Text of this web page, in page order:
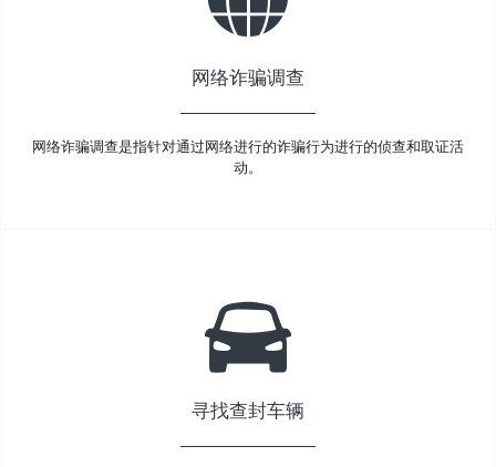
网络诈骗调查
网络诈骗调查是指针对通过网络进行的诈骗行为进行的侦查和取证活
动。
寻找查封车辆